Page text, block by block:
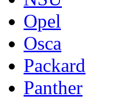
Opel
Osca
Packard
Panther